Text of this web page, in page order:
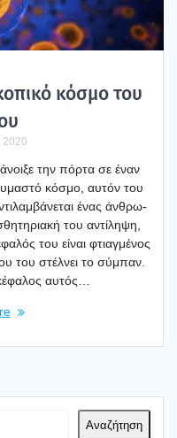
κόσμο του
2020
την πόρ­τα σε έναν
κόσμο, αυτόν του
ένας άνθρω­
του αντί­λη­ψη,
του είναι φτιαγ­μέ­νος
του στέλ­νει το σύμπαν.
αυτός…
Αναζήτηση